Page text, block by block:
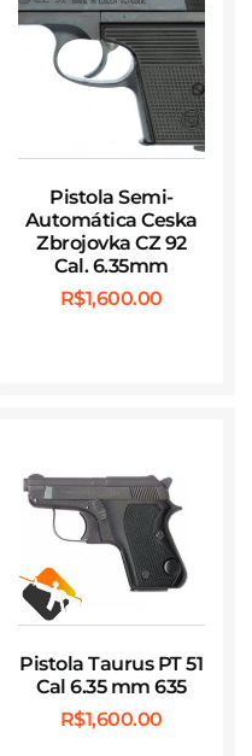
Pistola Semi-
Automática Ceska
Zbrojovka CZ 92
Cal. 6.35mm
R$1,600.00
Pistola Taurus PT 51
Cal 6.35 mm 635
R$1,600.00